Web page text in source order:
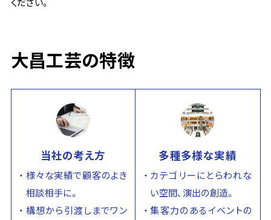
大昌工芸の特徴
当社の考え方
様々な実績で顧客のよき
相談相手に。
構想から引渡しまでワン
多種多様な実績
カテゴリーにとらわれな
い空間、演出の創造。
集客力のあるイベントの